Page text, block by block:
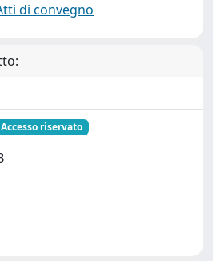
di convegno
Accesso riservato